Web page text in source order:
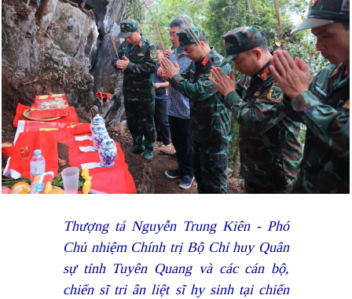
Thượng tá Nguyễn Trung Kiên - Phó
Chủ nhiệm Chính trị Bộ Chỉ huy Quân
sự tỉnh Tuyên Quang và các cán bộ,
chiến sĩ tri ân liệt sĩ hy sinh tại chiến